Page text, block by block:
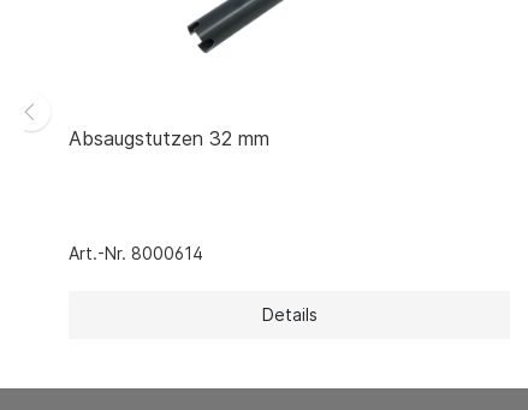
Absaugstutzen 32 mm
Art.-Nr. 8000614
Details